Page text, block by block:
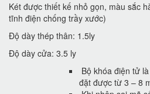
Két được thiết kế nhỏ gọn, màu sắc
tĩnh điện chống trầy xước)
Độ dày thép thân: 1.5ly
Độ dày cửa: 3.5 ly
Bộ khóa điện tử
đặt được từ 3 – 8